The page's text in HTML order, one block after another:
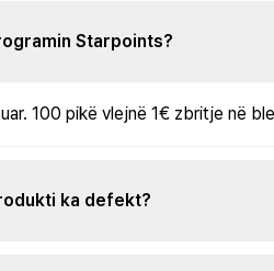
Starpoints?
100 pikë vlejnë 1€ zbritje në
ka defekt?